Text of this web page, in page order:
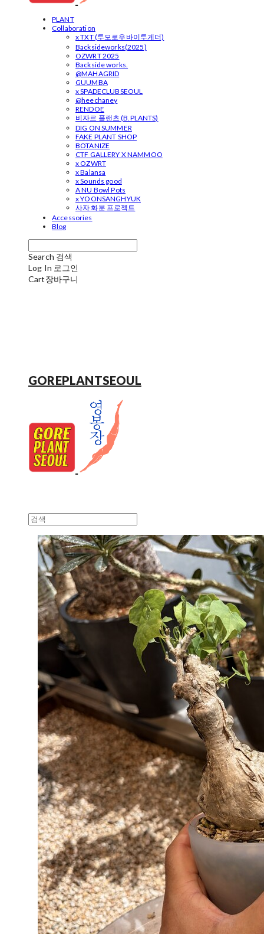
PLANT
Collaboration
x TXT (투모로우바이투게더)
Backsideworks(2025)
OZWRT 2025
Backside works.
@MAHAGRID
GUUMBA
x SPADECLUBSEOUL
@heechaney
RENDOE
비자르 플랜츠 (B.PLANTS)
DIG ON SUMMER
FAKE PLANT SHOP
BOTANIZE
CTF GALLERY X NAMMOO
x OZWRT
x Balansa
x Sounds good
A NU Bowl Pots
x YOONSANGHYUK
사자 화분 프로젝트
Accessories
Blog
Search 검색
Log In 로그인
Cart장바구니
GOREPLANTSEOUL